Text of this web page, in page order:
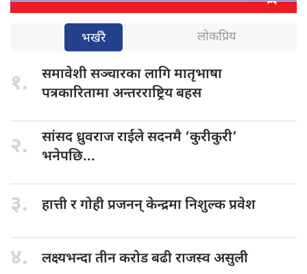
भर्खरै लोकप्रिय
१. समावेशी सञ्चारकालागि मातृभाषा
पत्रकारितामा अन्तरराष्ट्रिय बहस
२. सांसद ध्रुवराजराईले सदनमै ‘कुरीकुरी’
भनेपछि...
३. हात्ती रगोही प्रजनन् केन्द्रमा निशुल्क प्रवेश
४. लक्ष्यभन्दा तीनकरोड बढी राजस्व असुली